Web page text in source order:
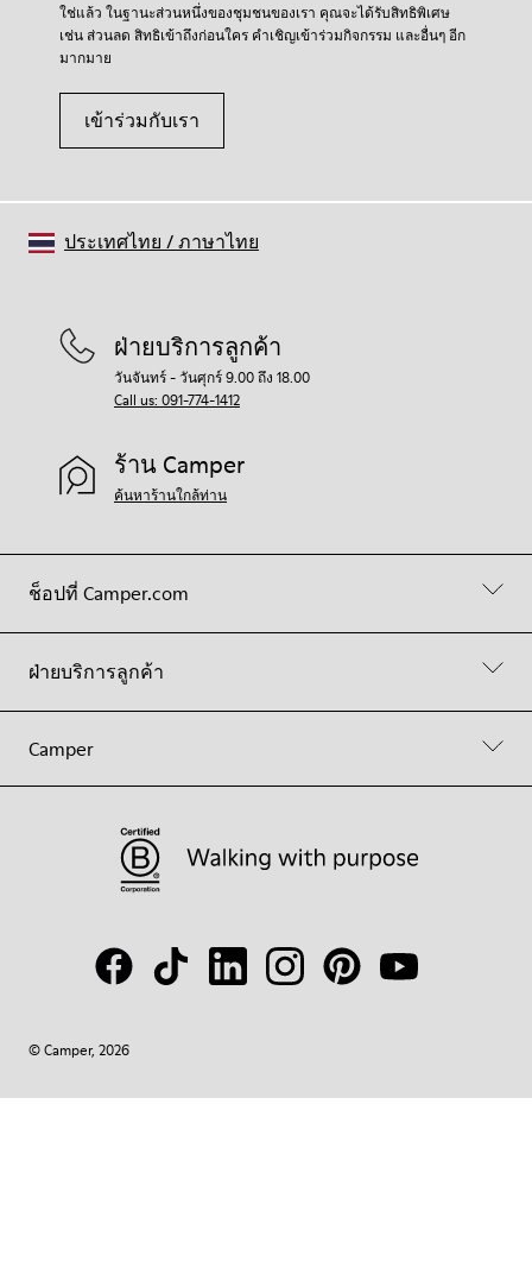
ใช่แล้ว ในฐานะส่วนหนึ่งของชุมชนของเรา คุณจะได้รับสิทธิพิเศษ
เช่น ส่วนลด สิทธิเข้าถึงก่อนใคร คำเชิญเข้าร่วมกิจกรรม และอื่นๆ อีก
มากมาย
เข้าร่วมกับเรา
ช็อปที่ Camper.com
ฝ่ายบริการลูกค้า
Camper
ฝ่ายบริการลูกค้า
วันจันทร์ - วันศุกร์ 9.00 ถึง 18.00
Call us: 091-774-1412
ร้าน Camper
ค้นหาร้านใกล้ท่าน
© Camper, 2026
ประเทศไทย /ภาษาไทย